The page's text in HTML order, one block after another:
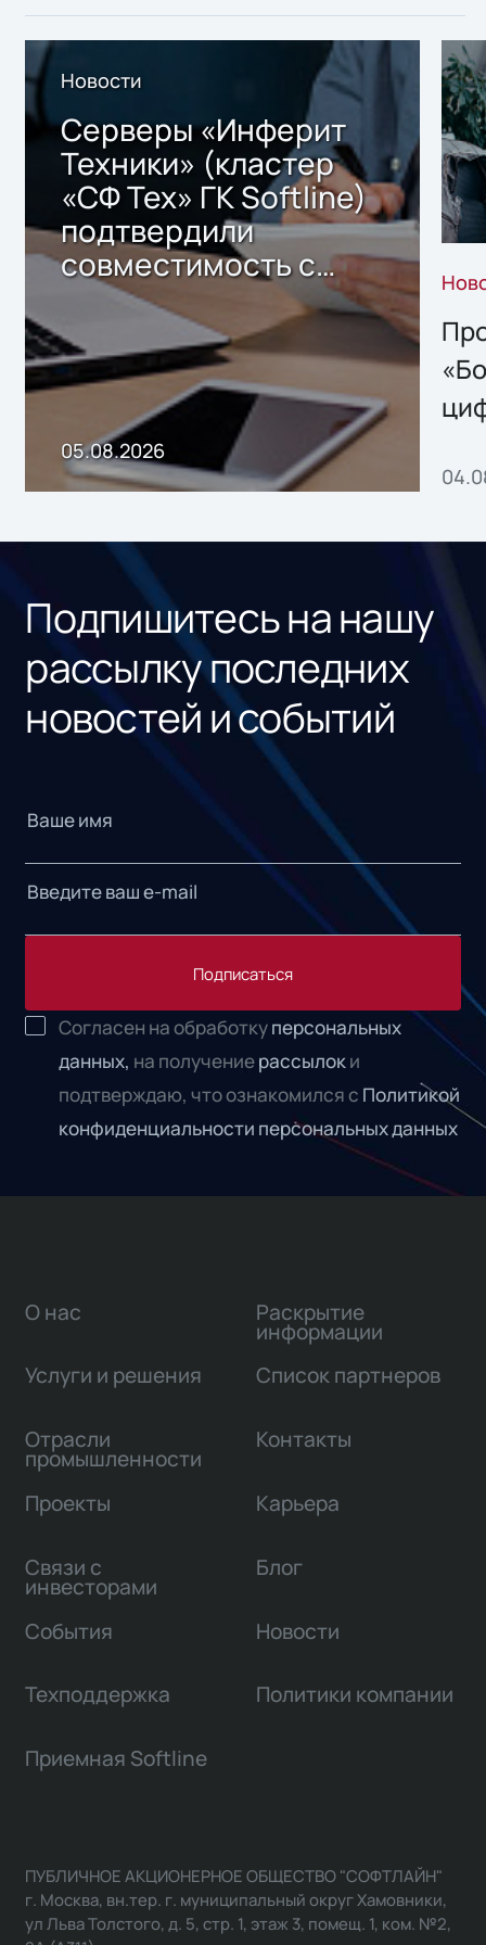
Новости
Серверы «Инферит
Техники» (кластер
«СФ Тех» ГК Softline)
подтвердили
совместимость с
решением Sharx
Storage 2.x для
хранения данных
05.08.2026
Подпишитесь на нашу
рассылку последних
новостей и событий
Подписаться
Согласен на обработкуперсональных
данных, на получениерассылоки
подтверждаю, что ознакомился с Политикой
конфиденциальности персональных данных
О нас
Услуги и решения
Отрасли
промышленности
Проекты
Связи с
инвесторами
Раскрытие
информации
Список партнеров
Контакты
Карьера
Блог
События Новости
Техподдержка Политики компании
Приемная Softline
ПУБЛИЧНОЕ АКЦИОНЕРНОЕ ОБЩЕСТВО "СОФТЛАЙН"
г. Москва, вн.тер. г. муниципальный округ Хамовники,
ул Льва Толстого, д. 5, стр. 1, этаж 3, помещ. 1, ком. №2,